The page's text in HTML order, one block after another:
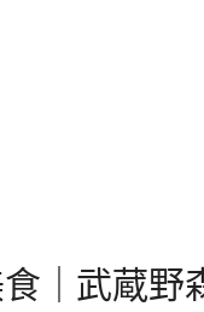
｜武蔵野